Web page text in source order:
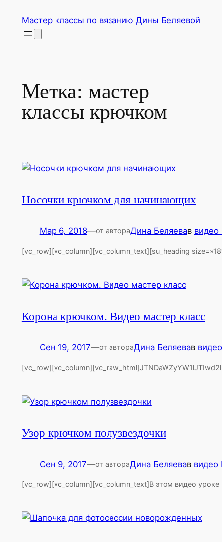
содержимому
Мастер классы по вязанию Дины Беляевой
Метка: мастер
классы крючком
Носочки крючком для начинающих
Мар 6, 2018—от автораДина Беляевав
[vc_row][vc_column][vc_column_text][su_heading
Корона крючком. Видео мастер класс
Сен 19, 2017—от автораДина Беляевав
Узор крючком полузвездочки
Сен 9, 2017—от автораДина Беляевав
[vc_row][vc_column][vc_column_text]В этом видео уроке